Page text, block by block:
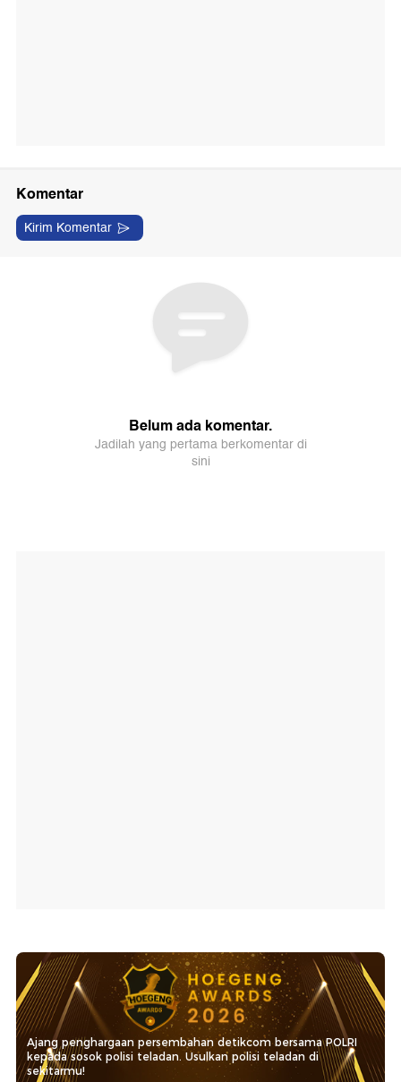
Ajang penghargaan persembahan detikcom bersama POLRI
kepada sosok polisi teladan. Usulkan polisi teladan di
sekitarmu!